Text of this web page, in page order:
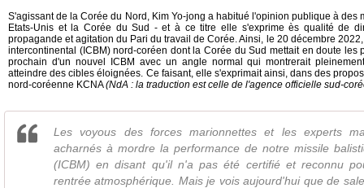
S'agissant de la Corée du Nord, Kim Yo-jong a habitué l'opinion publique à des
Etats-Unis et la Corée du Sud - et à ce titre elle s'exprime ès qualité de
propagande et agitation du Pari du travail de Corée. Ainsi, le 20 décembre
intercontinental (ICBM) nord-coréen dont la Corée du Sud mettait en doute les
prochain d'un nouvel ICBM avec un angle normal qui montrerait
atteindre des cibles éloignées. Ce faisant, elle s'exprimait ainsi, dans des
nord-coréenne KCNA(NdA : la traduction est celle de l'agence officielle sud-
Les voyous des forces marionnettes et les experts
acharnés à mordre la performance de notre missile
(ICBM) en disant qu'il n'a pas été certifié et reconnu
rentrée atmosphérique. Mais je vois aujourd'hui que de